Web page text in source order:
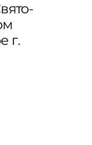
г.